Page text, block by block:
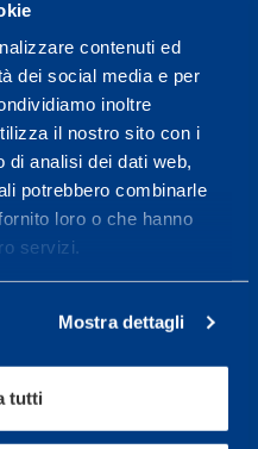
contenuti ed
dei social media e per
inoltre
il nostro sito con i
di analisi dei dati web,
potrebbero combinarle
loro o che hanno
servizi.
Mostra dettagli
tutti
high
well-